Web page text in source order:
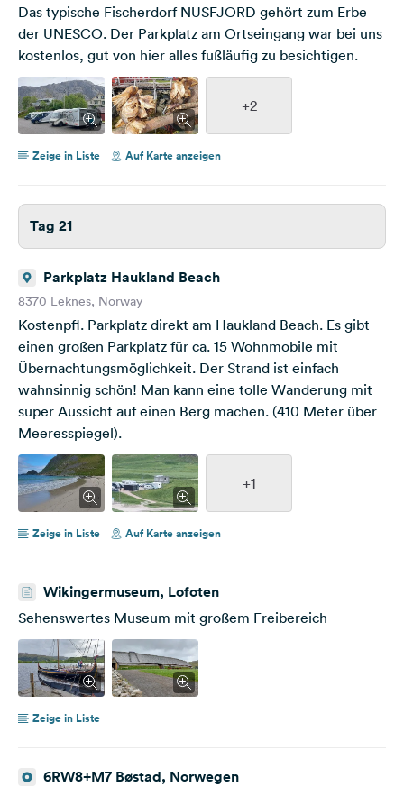
Das typische Fischerdorf NUSFJORD gehört zum Erbe
der UNESCO. Der Parkplatz am Ortseingang war bei uns
kostenlos, gut von hier alles fußläufig zu besichtigen.
+2
Zeige in Liste Auf Karte anzeigen
Tag 21
Parkplatz Haukland Beach
8370 Leknes, Norway
Kostenpfl. Parkplatz direkt am Haukland Beach. Es gibt
einen großen Parkplatz für ca. 15 Wohnmobile mit
Übernachtungsmöglichkeit. Der Strand ist einfach
wahnsinnig schön! Man kann eine tolle Wanderung mit
super Aussicht auf einen Berg machen. (410 Meter über
Meeresspiegel).
+1
Zeige in Liste Auf Karte anzeigen
Wikingermuseum, Lofoten
Sehenswertes Museum mit großem Freibereich
Zeige in Liste
6RW8+M7 Bøstad, Norwegen